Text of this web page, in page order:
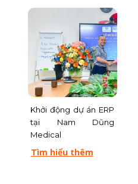
Khởi động dự án ERP
tại Nam Dũng
Medical
Tìm hiểu thêm